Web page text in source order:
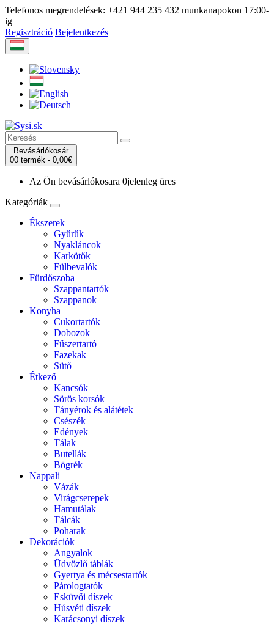
Telefonos megrendelések: +421 944 235 432 munkanapokon 17:00-
ig
Regisztráció Bejelentkezés
Bevásárlókosár
00 termék - 0,00€
Az Ön bevásárlókosara 0jelenleg üres
Kategóriák
Ékszerek
Gyűrűk
Nyakláncok
Karkötők
Fülbevalók
Fürdőszoba
Szappantartók
Szappanok
Konyha
Cukortartók
Dobozok
Fűszertartó
Fazekak
Sütő
Étkező
Kancsók
Sörös korsók
Tányérok és alátétek
Csészék
Edények
Tálak
Butellák
Bögrék
Nappali
Vázák
Virágcserepek
Hamutálak
Tálcák
Poharak
Dekorációk
Angyalok
Üdvözlő táblák
Gyertya és mécsestartók
Párologtatók
Esküvői díszek
Húsvéti díszek
Karácsonyi díszek